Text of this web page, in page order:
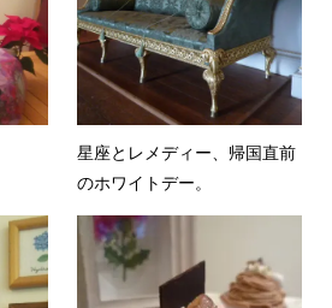
星座とレメディー、帰国直前
のホワイトデー。